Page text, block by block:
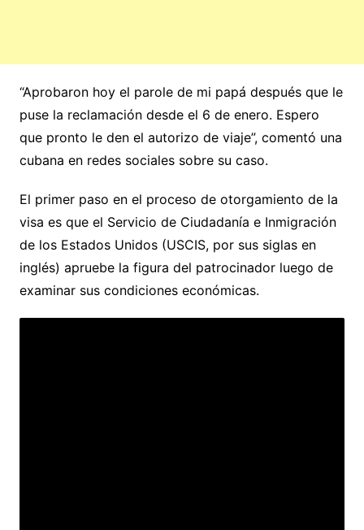
“Aprobaron hoy el parole de mi papá después que le
puse la reclamación desde el 6 de enero. Espero
que pronto le den el autorizo de viaje”, comentó una
cubana en redes sociales sobre su caso.
El primer paso en el proceso de otorgamiento de la
visa es que el Servicio de Ciudadanía e Inmigración
de los Estados Unidos (USCIS, por sus siglas en
inglés) apruebe la figura del patrocinador luego de
examinar sus condiciones económicas.